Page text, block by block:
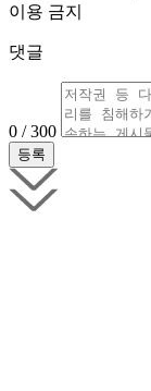
이용 금지
댓글
0 / 300